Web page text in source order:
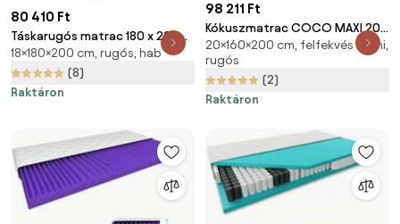
80 410 Ft
Táskarugós matrac 180 x 200
cm SOMMERA 18 cm
Matracvédő: Matracvédő
nélkül
18×180×200 cm, rugós, hab
(8)
Raktáron
98 211 Ft
Kókuszmatrac COCO MAXI 20
cm 160 x 200 cm Matracvédő:
Matracvédővel
20×160×200 cm, felfekvés elleni,
rugós
(2)
Raktáron